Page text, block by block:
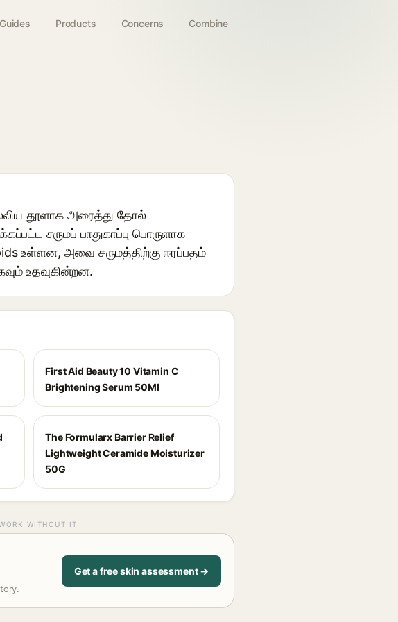
Guides Products Concerns Combine
தூளாக அரைத்து தோல்
சருமப் பாதுகாப்பு பொருளாக
உள்ளன, அவை சருமத்திற்கு ஈரப்பதம்
உதவுகின்றன.
First Aid Beauty 10 Vitamin C
Brightening Serum 50Ml
The Formularx Barrier Relief
Lightweight Ceramide Moisturizer
50G
WITHOUT IT
Get a free skin assessment →